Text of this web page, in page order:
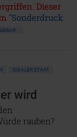
Dieser
"Sonderdruck
IDEALER STAAT
wird
rauben?